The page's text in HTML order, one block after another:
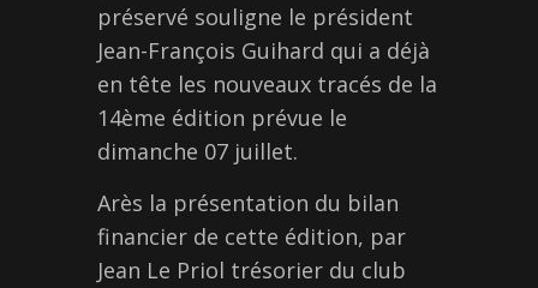
préservé souligne le président
Jean-François Guihard qui a déjà
en tête les nouveaux tracés de la
14ème édition prévue le
dimanche 07 juillet.
Arès la présentation du bilan
financier de cette édition, par
Jean Le Priol trésorier du club